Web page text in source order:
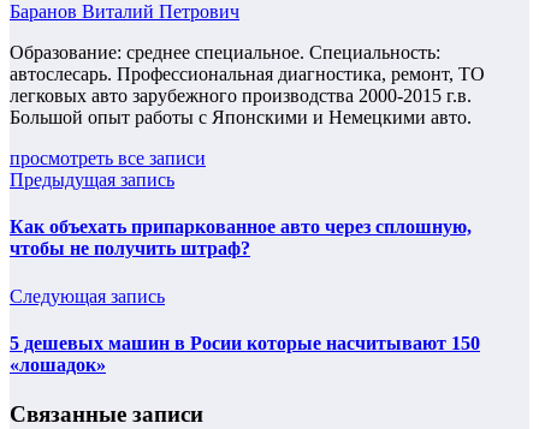
Баранов Виталий Петрович
Образование: среднее специальное. Специальность:
автослесарь. Профессиональная диагностика, ремонт, ТО
легковых авто зарубежного производства 2000-2015 г.в.
Большой опыт работы с Японскими и Немецкими авто.
просмотреть все записи
Предыдущая запись
Как объехать припаркованное авто через сплошную,
чтобы не получить штраф?
Следующая запись
5 дешевых машин в Росии которые насчитывают 150
«лошадок»
Связанные записи